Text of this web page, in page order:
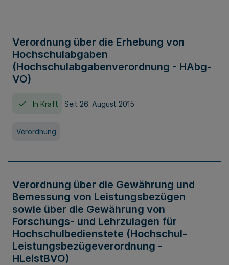
Verordnung über die Erhebung von
Hochschulabgaben
(Hochschulabgabenverordnung - HAbg-
VO)
In Kraft Seit 26. August 2015
Verordnung
Verordnung über die Gewährung und
Bemessung von Leistungsbezügen
sowie über die Gewährung von
Forschungs- und Lehrzulagen für
Hochschulbedienstete (Hochschul-
Leistungsbezügeverordnung -
HLeistBVO)